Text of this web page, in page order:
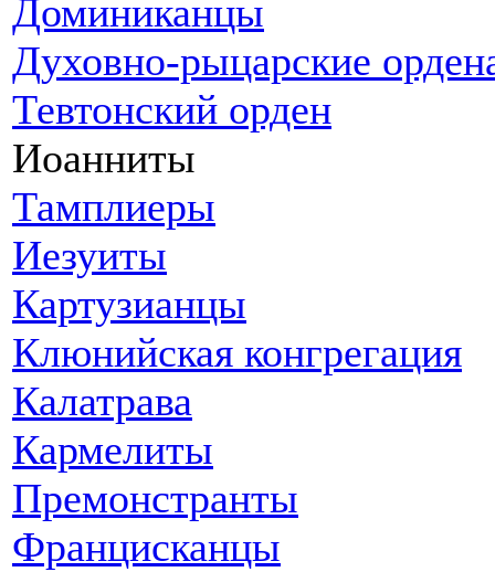
Доминиканцы
Духовно-рыцарские
Тевтонский орден
Иоанниты
Тамплиеры
Иезуиты
Картузианцы
Клюнийская конгрегация
Калатрава
Кармелиты
Премонстранты
Францисканцы